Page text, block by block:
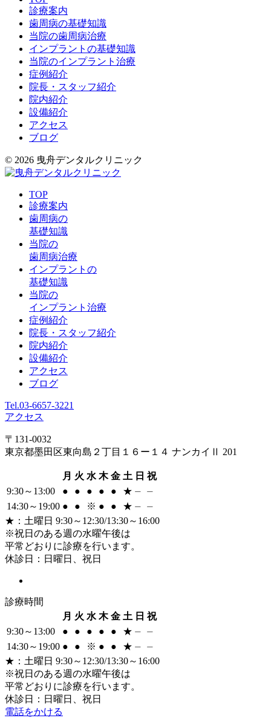
診療案内
歯周病の基礎知識
当院の歯周病治療
インプラントの基礎知識
当院のインプラント治療
症例紹介
院長・スタッフ紹介
院内紹介
設備紹介
アクセス
ブログ
© 2026 曳舟デンタルクリニック
TOP
診療案内
歯周病の
基礎知識
当院の
歯周病治療
インプラントの
基礎知識
当院の
インプラント治療
症例紹介
院長・スタッフ紹介
院内紹介
設備紹介
アクセス
ブログ
Tel.03-6657-3221
アクセス
〒131-0032
東京都墨田区東向島２丁目１６ー１４ ナンカイⅡ 201
月 火 水 木 金 土 日 祝
9:30～13:00
● ● ● ● ● ★ ⏤ ⏤
14:30～19:00 ● ● ※ ● ● ★ ⏤ ⏤
★ ：土曜日 9:30～12:30/13:30～16:00
※祝日のある週の水曜午後は
平常どおりに診療を行います。
休診日：日曜日、祝日
診療時間
月 火 水 木 金 土 日 祝
9:30～13:00
● ● ● ● ● ★ ⏤ ⏤
14:30～19:00 ● ● ※ ● ● ★ ⏤ ⏤
★ ：土曜日 9:30～12:30/13:30～16:00
※祝日のある週の水曜午後は
平常どおりに診療を行います。
休診日：日曜日、祝日
電話をかける